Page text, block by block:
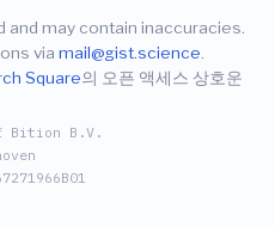
may contain inaccuracies.
via mail@gist.science
Square의 오픈 액세스 상호운
Bition B.V.